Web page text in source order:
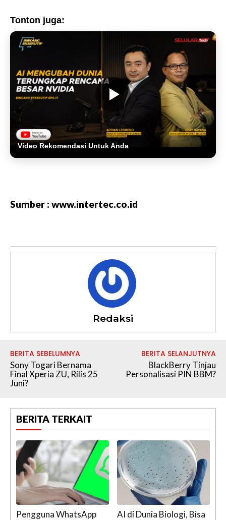
Tonton juga:
Video Rekomendasi Untuk Anda
Sumber : www.intertec.co.id
Redaksi
BERITA SEBELUMNYA
Sony Togari Bernama
Final Xperia ZU, Rilis 25
Juni?
BERITA SELANJUTNYA
BlackBerry Tinjau
Personalisasi PIN BBM?
BERITA TERKAIT
Pengguna WhatsApp
AI di Dunia Biologi, Bisa